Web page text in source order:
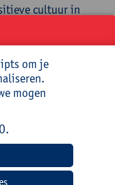
cultuur in
en
de medische
op vlak van
en
is Griet
wanneer het
om je
mogen